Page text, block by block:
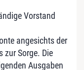
Vorstand
angesichts der
zur Sorge. Die
Ausgaben